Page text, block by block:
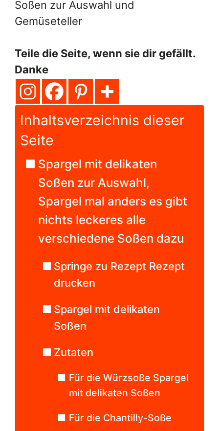
Soßen zur Auswahl und
Gemüseteller
Teile die Seite, wenn sie dir gefällt.
Danke
Inhaltsverzeichnis dieser
Seite
Spargel mit delikaten
Soßen zur Auswahl,
Spargel mal anders es gibt
nichts leckeres alle
verschiedene Soßen dazu
Springe zu Rezept Rezept
drucken
Spargel mit delikaten
Soßen
Zutaten
Für die Würzsoße Spargel
mit delikaten Soßen
Für die Chantilly-Soße